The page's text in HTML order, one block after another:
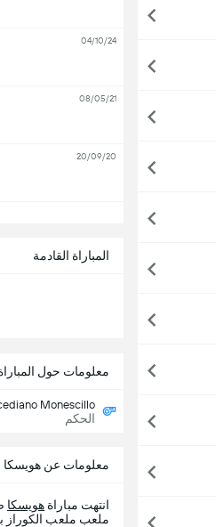
المباراة القادمة
معلومات حول
Monescillo
الحكم
04/10/24
08/05/21
20/09/20
معلومات عن
انتهت مباراة هويسكا
ملعب ملعب الكوراز بنتيجة